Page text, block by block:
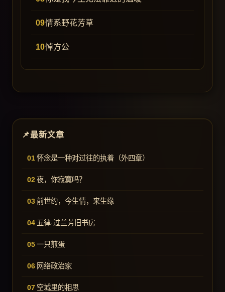
情系野花芳草
悼方公
最新文章
怀念是一种对过往的执着（外四章）
夜，你寂寞吗？
前世约，今生情，来生缘
五律·过兰芳旧书房
一只煎蛋
网络政治家
空城里的相思